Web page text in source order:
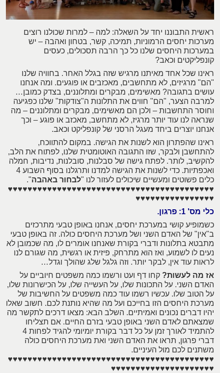
ראשית התבוננו יחד על השאלה: למה – למרות שכולנו רוצים
מערכות יחסים הרמוניות, תמיכה, קשר, בטחון ואהבה – יש
במערכות היחסים שלנו כל כך הרבה תסכולים, כעסים
קונפליקטים וכאב?
ראינו שכל אחד מאיתנו מרגיש שזה בגלל האחר. בחוויה שלנו
"הם" מרגיזים, לא מתחשבים, מאכזבים או פוגעים. ומה אנחנו
עושים בתגובה? מאשימים, מבקרים ומתלוננים, בצדק כמובן…
למרבה הצער, "הם" חווים את התלונות ה"צודקות" שלנו כפגיעה
וחוסר התחשבות – ולכן הם מאשימים, מבקרים ומתלוננים – מה
שנראה לנו עוד יותר מרגיז, לא מתחשב, מאכזב או פוגע – וכך
אנחנו יוצרים ביחד מעגל הרסני של קונפליקט וכאב.
ראינו שהפתרון הוא לשנות את הגישה. במקום להתווכח,
להתחשבן ולבקר, שזו התגובה האוטומטית שלנו, לפתוח את הלב,
להקשיב, לותר. לפתח גישה של סבלנות, סובלנות, נדיבות, חמלה
ואכפתיות. כדי לשנות את הגישה למדנו ותרגלנו בסוף השבוע 4
כלים פשוטים ומעשיים שיכולים לעזור לנו "לבחור באהבה".
♥♥♥♥♥♥♥♥♥♥♥♥♥♥♥♥♥♥♥♥♥♥♥♥♥♥♥♥♥♥♥♥♥♥♥♥♥♥♥♥♥♥
♥♥♥♥♥♥♥♥♥♥♥♥♥♥♥♥
כלי מס' 1: פרגון.
כשמופיע קושי במערכת יחסים, אנחנו באופן טבעי מתרכזים
ב"אין" של האדם השני ושל מערכת היחסים כולה. זה באופן טבעי
מתבטא בתלונות ודברי בקורת שאנחנו אומרים לו, מה שכמובן לא
נעים לו לשמוע, ואז הוא מתרחק, פיזית או רגשית, מה שגורם לנו
לראות עוד אין, לבקר יותר. וזה גלגל שלג שהולך וגדל…
אז מה לעשות? קחו דף ועט ורשמו כמה משפטים חיוביים על
האדם השני. על התכונות שלו, על העשייה שלו, על הכישרונות שלו,
על הטוב שלו. עכשיו רשמו עוד כמה משפטים על החשיבות של
מערכת היחסים הזו בחייכם ועל מה שהיא נותנת לכם. חשוב שאלו
יהיו דברים נכונים ואמיתיים. השלב הבא: מצאו דרכים לתקשר מה
שמצאתם לאדם השני באופן טבעי בזרם החיים. אם תצליחו
להתמיד לאורך זמן על כל דבר בקורת יומיומי להגיד לפחות 4
דברי פרגון, תראו את האדם השני ואת מערכת היחסים כולה
משתנים לכם מול העיניים.
♥♥♥♥♥♥♥♥♥♥♥♥♥♥♥♥♥♥♥♥♥♥♥♥♥♥♥♥♥♥♥♥♥♥♥♥♥♥♥♥♥♥
♥♥♥♥♥♥♥♥♥♥♥♥♥♥♥♥♥♥♥♥♥